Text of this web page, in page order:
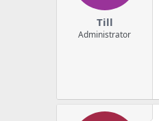
Till
Administrator